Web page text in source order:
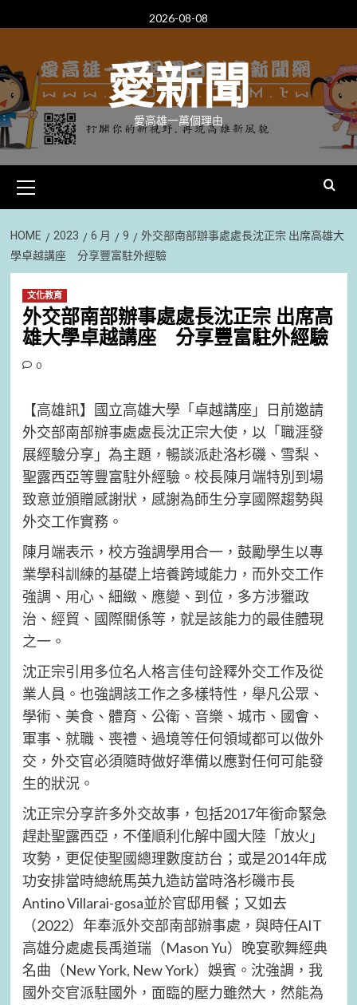
to
2026-08-08
愛新聞
愛高雄一萬個理由
Menu
HOME 2023 6 月 9
外交部南部辦事處處長沈正宗 出席高雄大
學卓越講座 分享豐富駐外經驗
文化教育
外交部南部辦事處處長沈正宗 出席高
雄大學卓越講座 分享豐富駐外經驗
0
【高雄訊】國立高雄大學「卓越講座」日前邀請
外交部南部辦事處處長沈正宗大使，以「職涯發
展經驗分享」為主題，暢談派赴洛杉磯、雪梨、
聖露西亞等豐富駐外經驗。校長陳月端特別到場
致意並頒贈感謝狀，感謝為師生分享國際趨勢與
外交工作實務。
陳月端表示，校方強調學用合一，鼓勵學生以專
業學科訓練的基礎上培養跨域能力，而外交工作
強調、用心、細緻、應變、到位，多方涉獵政
治、經貿、國際關係等，就是該能力的最佳體現
之一。
沈正宗引用多位名人格言佳句詮釋外交工作及從
業人員。也強調該工作之多樣特性，舉凡公眾、
學術、美食、體育、公衛、音樂、城市、國會、
軍事、就職、喪禮、過境等任何領域都可以做外
交，外交官必須隨時做好準備以應對任何可能發
生的狀況。
沈正宗分享許多外交故事，包括2017年銜命緊急
趕赴聖露西亞，不僅順利化解中國大陸「放火」
攻勢，更促使聖國總理數度訪台；或是2014年成
功安排當時總統馬英九造訪當時洛杉磯市長
Antino Villarai-gosa並於官邸用餐；又如去
（2022）年奉派外交部南部辦事處，與時任AIT
高雄分處處長禹道瑞（Mason Yu）晚宴歌舞經典
名曲（New York, New York）娛賓。沈強調，我
國外交官派駐國外，面臨的壓力雖然大，然能為